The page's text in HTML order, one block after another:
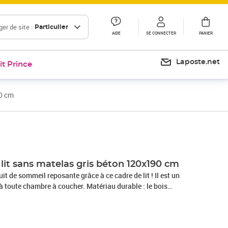
de site : Particulier
AIDE SE CONNECTER PANIER
Prince Laposte.net
cm
sans matelas gris béton 120x190 cm
de sommeil reposante grâce à ce cadre de lit ! Il est un
toute chambre à coucher. Matériau durable : le bois
exceptionnelle avec une surface lisse et présente
du dos lorsque vous êtes assis dans votre lit pour